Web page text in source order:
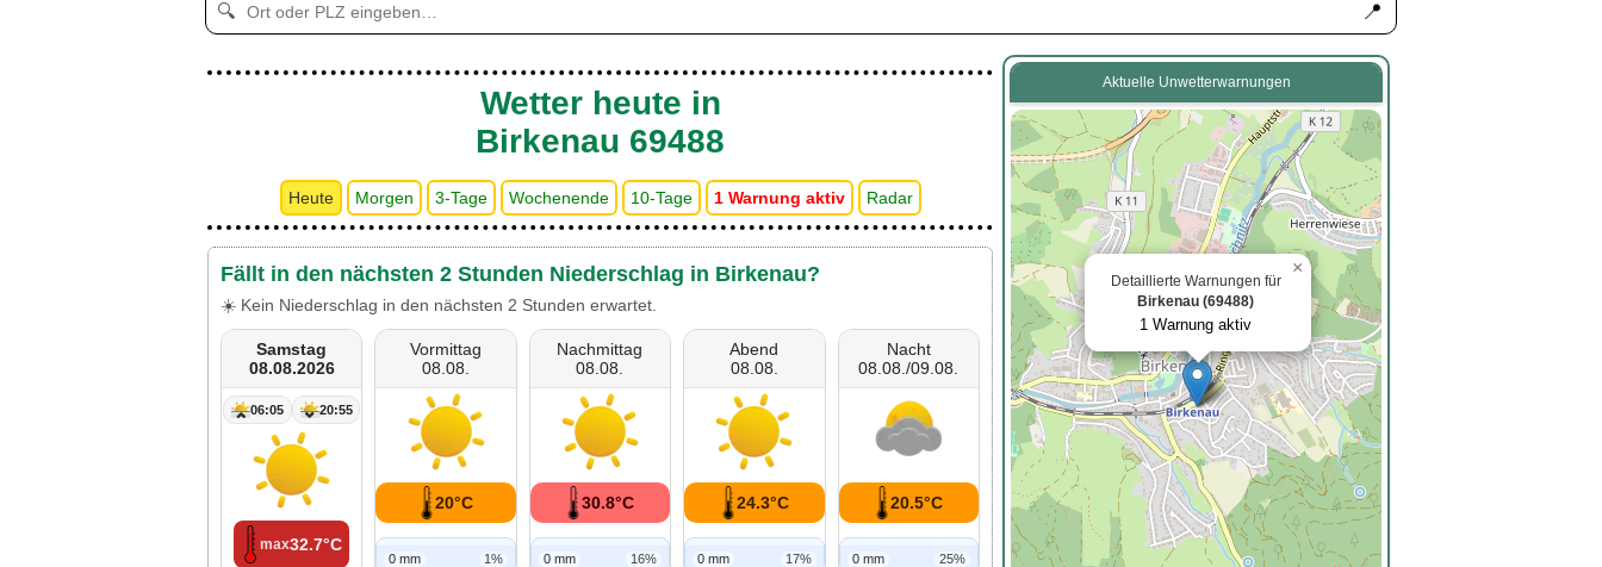
🔍 📍
Wetter heute in
Birkenau 69488
Heute Morgen 3-Tage Wochenende 10-Tage 1 Warnung aktiv Radar
Fällt in den nächsten 2 Stunden Niederschlag in Birkenau?
☀️ Kein Niederschlag in den nächsten 2 Stunden erwartet.
Samstag
08.08.2026
06:05 20:55
max32.7°C
Vormittag
08.08.
20°C
0 mm 1%
Nachmittag
08.08.
30.8°C
0 mm 16%
Abend
08.08.
24.3°C
0 mm 17%
Nacht
08.08./09.08.
20.5°C
0 mm 25%
Aktuelle Unwetterwarnungen
Detaillierte Warnungen für
Birkenau (69488)
1 Warnung aktiv
×